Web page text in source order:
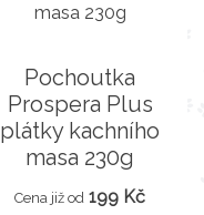
Pochoutka
Prospera Plus
plátky kachního
masa 230g
Cena již od 199 Kč